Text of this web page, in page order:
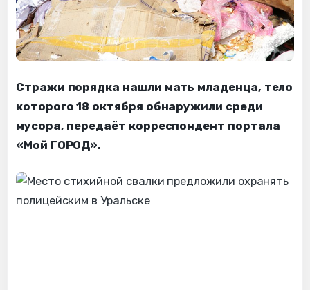
Стражи порядка нашли мать младенца, тело
которого 18 октября обнаружили среди
мусора, передаёт корреспондент портала
«Мой ГОРОД».